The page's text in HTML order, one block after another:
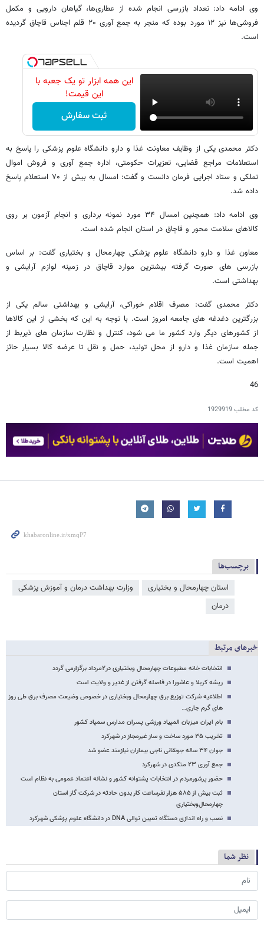
وی ادامه داد: تعداد بازرسی انجام شده از عطاری‌ها، گیاهان دارویی و مکمل
فروشی‌ها نیز ۱۲ مورد بوده که منجر به جمع آوری ۲۰ قلم اجناس قاچاق گردیده
است.
این همه ابزار تو یک جعبه با
این قیمت!
ثبت سفارش
دکتر محمدی یکی از وظایف معاونت غذا و دارو دانشگاه علوم پزشکی را پاسخ به
استعلامات مراجع قضایی، تعزیرات حکومتی، اداره جمع آوری و فروش اموال
تملکی و ستاد اجرایی فرمان دانست و گفت: امسال به بیش از ۷۰ استعلام پاسخ
داده شد.
وی ادامه داد: همچنین امسال ۳۴ مورد نمونه برداری و انجام آزمون بر روی
کالاهای سلامت محور و قاچاق در استان انجام شده است.
معاون غذا و دارو دانشگاه علوم پزشکی چهارمحال و بختیاری گفت: بر اساس
بازرسی های صورت گرفته بیشترین موارد قاچاق در زمینه لوازم آرایشی و
بهداشتی است.
دکتر محمدی گفت: مصرف اقلام خوراکی، آرایشی و بهداشتی سالم یکی از
بزرگترین دغدغه های جامعه امروز است. با توجه به این که بخشی از این کالاها
از کشورهای دیگر وارد کشور ما می شود، کنترل و نظارت سازمان های ذیربط از
جمله سازمان غذا و دارو از محل تولید، حمل و نقل تا عرضه کالا بسیار حائز
اهمیت است.
46
کد مطلب1929919
برچسب‌ها
استان چهارمحال و بختیاری
وزارت بهداشت درمان و آموزش پزشکی
درمان
خبرهای مرتبط
انتخابات خانه مطبوعات چهارمحال وبختیاری در۲مرداد برگزارمی گردد
ریشه کربلا و عاشورا در فاصله گرفتن از غدیر و ولایت است
اطلاعیه شرکت توزیع برق چهارمحال وبختیاری در خصوص وضیعت مصرف برق طی روز
های گرم جاری…
بام ایران میزبان المپیاد ورزشی پسران مدارس سمپاد کشور
تخریب ۳۵ مورد ساخت و ساز غیرمجاز در شهرکرد
جوان ۳۴ ساله جونقانی ناجی بیماران نیازمند عضو شد
جمع آوری ۲۳ متکدی در شهرکرد
حضور پرشورمردم در انتخابات پشتوانه کشور و نشانه اعتماد عمومی به نظام است
ثبت بیش از ۵۸۵ هزار نفرساعت کار بدون حادثه در شرکت گاز استان
چهارمحال‌وبختیاری
نصب و راه اندازی دستگاه تعیین توالی DNA در دانشگاه علوم پزشکی شهرکرد
نظر شما